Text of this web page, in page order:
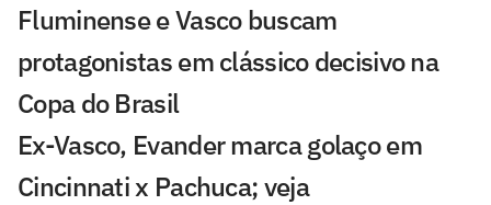
Fluminense e Vasco buscam
protagonistas em clássico decisivo na
Copa do Brasil
Ex-Vasco, Evander marca golaço em
Cincinnati x Pachuca; veja